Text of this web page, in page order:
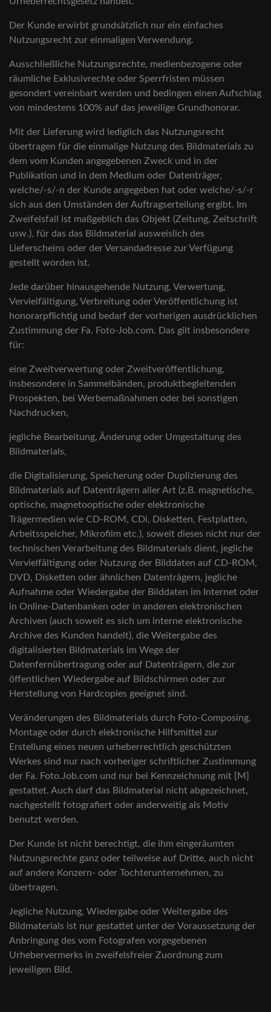
Der Kunde erwirbt grundsätzlich nur ein einfaches
Nutzungsrecht zur einmaligen Verwendung.
Ausschließliche Nutzungsrechte, medienbezogene oder
räumliche Exklusivrechte oder Sperrfristen müssen
gesondert vereinbart werden und bedingen einen Aufschlag
von mindestens 100% auf das jeweilige Grundhonorar.
Mit der Lieferung wird lediglich das Nutzungsrecht
übertragen für die einmalige Nutzung des Bildmaterials zu
dem vom Kunden angegebenen Zweck und in der
Publikation und in dem Medium oder Datenträger,
welche/-s/-n der Kunde angegeben hat oder welche/-s/-r
sich aus den Umständen der Auftragserteilung ergibt. Im
Zweifelsfall ist maßgeblich das Objekt (Zeitung, Zeitschrift
usw.), für das das Bildmaterial ausweislich des
Lieferscheins oder der Versandadresse zur Verfügung
gestellt worden ist.
Jede darüber hinausgehende Nutzung, Verwertung,
Vervielfältigung, Verbreitung oder Veröffentlichung ist
honorarpflichtig und bedarf der vorherigen ausdrücklichen
Zustimmung der Fa. Foto-Job.com. Das gilt insbesondere
für:
eine Zweitverwertung oder Zweitveröffentlichung,
insbesondere in Sammelbänden, produktbegleitenden
Prospekten, bei Werbemaßnahmen oder bei sonstigen
Nachdrucken,
jegliche Bearbeitung, Änderung oder Umgestaltung des
Bildmaterials,
die Digitalisierung, Speicherung oder Duplizierung des
Bildmaterials auf Datenträgern aller Art (z.B. magnetische,
optische, magnetooptische oder elektronische
Trägermedien wie CD-ROM, CDi, Disketten, Festplatten,
Arbeitsspeicher, Mikrofilm etc.), soweit dieses nicht nur der
technischen Verarbeitung des Bildmaterials dient, jegliche
Vervielfältigung oder Nutzung der Bilddaten auf CD-ROM,
DVD, Disketten oder ähnlichen Datenträgern, jegliche
Aufnahme oder Wiedergabe der Bilddaten im Internet oder
in Online-Datenbanken oder in anderen elektronischen
Archiven (auch soweit es sich um interne elektronische
Archive des Kunden handelt), die Weitergabe des
digitalisierten Bildmaterials im Wege der
Datenfernübertragung oder auf Datenträgern, die zur
öffentlichen Wiedergabe auf Bildschirmen oder zur
Herstellung von Hardcopies geeignet sind.
Veränderungen des Bildmaterials durch Foto-Composing,
Montage oder durch elektronische Hilfsmittel zur
Erstellung eines neuen urheberrechtlich geschützten
Werkes sind nur nach vorheriger schriftlicher Zustimmung
der Fa. Foto.Job.com und nur bei Kennzeichnung mit [M]
gestattet. Auch darf das Bildmaterial nicht abgezeichnet,
nachgestellt fotografiert oder anderweitig als Motiv
benutzt werden.
Der Kunde ist nicht berechtigt, die ihm eingeräumten
Nutzungsrechte ganz oder teilweise auf Dritte, auch nicht
auf andere Konzern- oder Tochterunternehmen, zu
übertragen.
Jegliche Nutzung, Wiedergabe oder Weitergabe des
Bildmaterials ist nur gestattet unter der Voraussetzung der
Anbringung des vom Fotografen vorgegebenen
Urhebervermerks in zweifelsfreier Zuordnung zum
jeweiligen Bild.